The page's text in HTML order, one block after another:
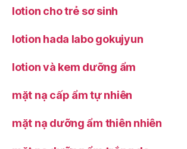
lotion cho trẻ sơ sinh
lotion hada labo gokujyun
lotion và kem dưỡng ẩm
mặt nạ cấp ẩm tự nhiên
mặt nạ dưỡng ẩm thiên nhiên